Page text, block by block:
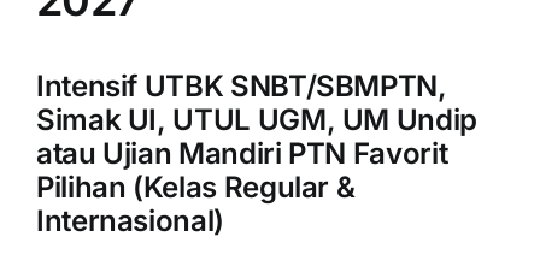
Intensif UTBK SNBT/SBMPTN,
Simak UI, UTUL UGM, UM Undip
atau Ujian Mandiri PTN Favorit
Pilihan (Kelas Regular &
Internasional)